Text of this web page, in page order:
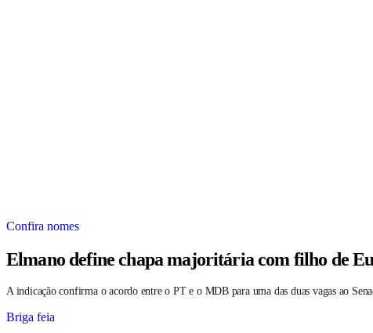
Confira nomes
Elmano define chapa majoritária com filho de
A indicação confirma o acordo entre o PT e o MDB para uma das duas vagas ao
Briga feia